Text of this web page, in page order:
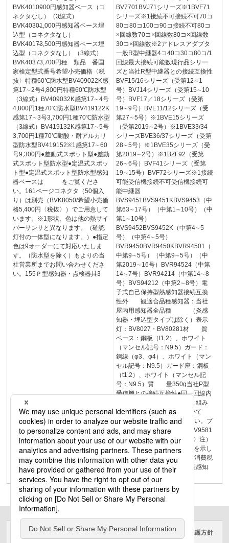
BVK4010̶900円感知器ベース（コ
ネクタなし）（3線式）
BVK4030̶1,000円感知器ベース埋
込型（コネクタなし）
BVK4017̶3,500円感知器ベース埋
込型（コネクタなし）（3線式）
BVK4037̶3,700円種 類品 番国
家検定型式番号希望小売価格〈税
抜〉特種60℃防水型BV409022K感
第17∼2号4,800円特種60℃防水型
（3線式）BV409032K感第17∼4号
4,800円1種70℃防水型BV419122K
感第17∼3号3,700円1種70℃防水型
（3線式）BV419132K感第17∼5号
3,700円1種70℃耐酸・耐アルカリ
型防水型BV419152※1感第17∼60
号9,300円●差動式スポット型●差動
式スポット型防水型●定温式スポッ
ト型●定温式スポット型防水型感知
器ベースは をご覧くださ
い。161ページコネクタ（50個入
り）は別売（BVK8050/希望小売価
格5,400円〈税抜〉）でご用意して
います。※1形状、色は他の熱サイ
バーサンサと異なります。（確認
灯付の一体型になります。）●指定
色は9オーダーにて対応いたしま
す。（防水型を除く）もよりの当
社営業所までお問い合わせくださ
い。155Ｐ型感知器・点検器具3
BV7701BVJ71シリーズ※1BVF71
シリーズ※1接続不可接続不可70コ
80コ80コ100コ90コ接続不可80コ
×回線数70コ×回線数80コ×回線数
30コ×回線数※2アドレスアダプタ
一般R型中継器4コ40コ30コ80コ/1
回線最大接続可能数現行品シリー
ズと当社R型中継器との接続互換性
BVF15/16シリーズ（受第12∼1
号）BVJ14シリーズ（受第15∼10
号）BVF17／18シリーズ（受第
19∼9号）BVE11/12シリーズ（受
第27∼5号）※1BVE15シリーズ
（受第2019∼2号）※1BVE33/34
シリーズBVE36/37シリーズ（受第
28∼5号）※1BVE35シリーズ（受
第2019∼2号）※1BZF92（受第
26∼6号）BVF41シリーズ（受第
19∼15号）BVF72シリーズ※1接続
可能受信機接続不可受信機接続可
能中継器
BVS9451BVS9451KBVS9453（中
第63∼17号）（中第1∼10号）（中
第1∼10号）
BVS9452BVS9452K（中第4∼5
号）（中第4∼5号）
BVR9450BVR9450KBVR94501（
中第9∼5号）（中第9∼5号）（中
第2019∼16号）BVR94524（中第
14∼7号）BVR94214（中第14∼8
号）BVS94212（中第2∼8号）電
子式自己保持型熱感知器接続互換
性外 観適合品種感知器：当社
屋内用感知器全品種 （炎感
知器・埋込型タイプは除く）表示
灯：BV8027・BV80281材 質
ベース：鋼板（t1.2）、ホワイト
（マンセル記号：N9.5）ガード：
鋼線（φ3、φ4）、ホワイト（マン
セル記号：N9.5）ガード座：鋼板
（t1.2）、ホワイト（マンセル記
号：N9.5）質 量350g当社P型
受信機との接続互換性●同一回線内
に煙感知器など他の感知器と組み
合わせて接続する場合について
は、137ページをご覧ください。プ
ロテクタ現行品型式失効品BV9581
希望小売価格4,000円〈税抜〉注）
とは、P型自動試験機能対応を示し
ます。156希望小売価格には消費税
は含まれておりません。Ｐ型感知
器・点検器具3
サイトのご利用にあたって クッキーポリシー 個人情報保護方針